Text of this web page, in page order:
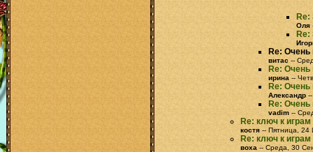
Оля
Re:
витас --
Re:
ирина --
Re:
Александр
Re:
vadim --
Re: ключ к
костя -- Пятница,
Re: ключ к
воха -- Среда, 30